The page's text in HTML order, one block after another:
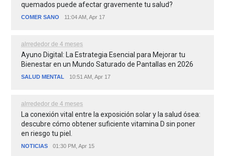
quemados puede afectar gravemente tu salud?
COMER SANO 11:04 AM, Apr 17
alrrededor de 4 meses
Ayuno Digital: La Estrategia Esencial para Mejorar tu
Bienestar en un Mundo Saturado de Pantallas en 2026
SALUD MENTAL 10:51 AM, Apr 17
alrrededor de 4 meses
La conexión vital entre la exposición solar y la salud ósea:
descubre cómo obtener suficiente vitamina D sin poner
en riesgo tu piel.
NOTICIAS 01:30 PM, Apr 15